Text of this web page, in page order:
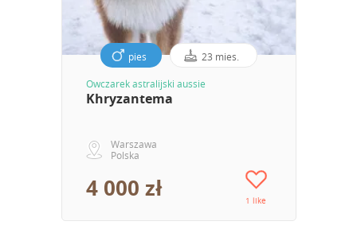
pies 23 mies.
Owczarek astralijski aussie
Khryzantema
Warszawa
Polska
4 000 zł 1 like